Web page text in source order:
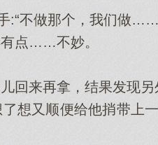
不做那个，我们做……
点……不妙。
来再拿，结果发现另
又顺便给他捎带上